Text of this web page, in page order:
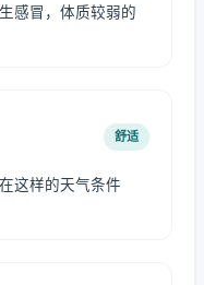
感冒，体质较弱的
舒适
这样的天气条件